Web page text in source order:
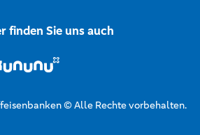
finden Sie uns auch
© Alle Rechte vorbehalten.